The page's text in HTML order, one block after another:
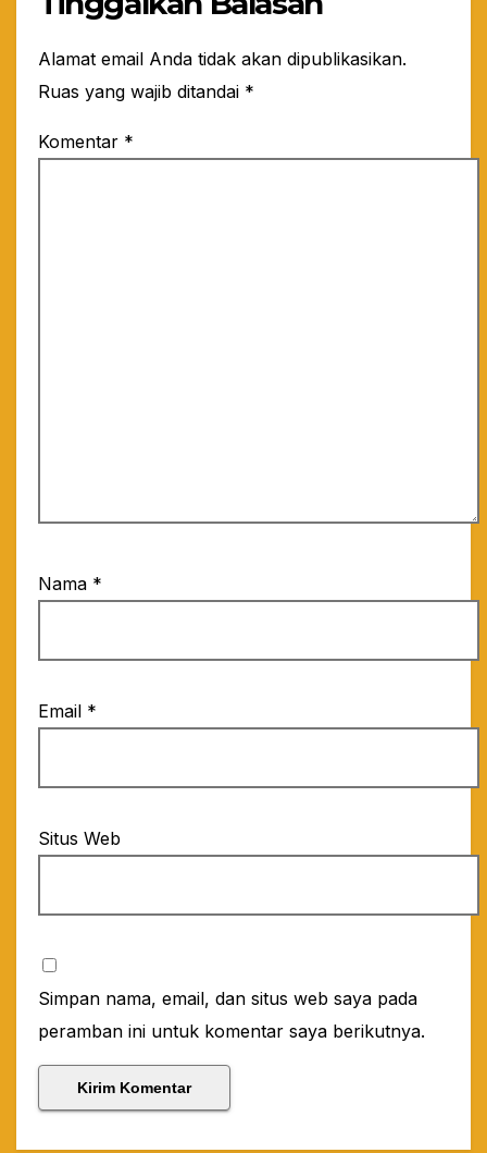
Alamat email Anda tidak akan dipublikasikan.
Ruas yang wajib ditandai *
Komentar *
Nama *
Email *
Situs Web
Simpan nama, email, dan situs web saya pada
peramban ini untuk komentar saya berikutnya.